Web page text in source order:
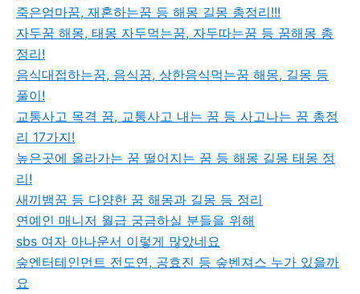
죽은엄마꿈, 재혼하는꿈 등 해몽 길몽 총정리!!!
자두꿈 해몽, 태몽 자두먹는꿈, 자두따는꿈 등 꿈해몽 총
정리!
음식대접하는꿈, 음식꿈, 상한음식먹는꿈 해몽, 길몽 등
풀이!
교통사고 목격 꿈, 교통사고 내는 꿈 등 사고나는 꿈 총정
리 17가지!
높은곳에 올라가는 꿈 떨어지는 꿈 등 해몽 길몽 태몽 정
리!
새끼뱀꿈 등 다양한 꿈 해몽과 길몽 등 정리
연예인 매니저 월급 궁금하실 분들을 위해
sbs 여자 아나운서 이렇게 많았네요
숲엔터테인먼트 전도연, 공효진 등 숲벤져스 누가 있을까
요